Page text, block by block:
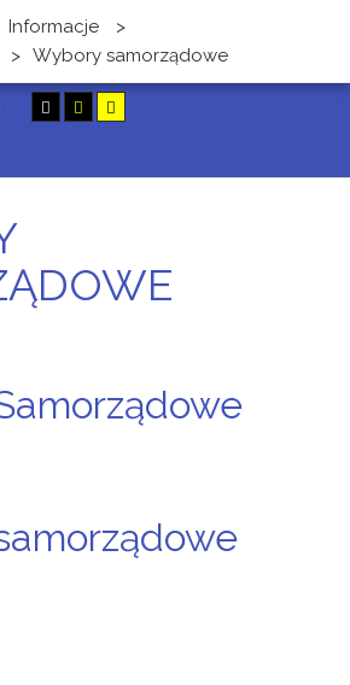
Informacje
>
> Wybory samorządowe